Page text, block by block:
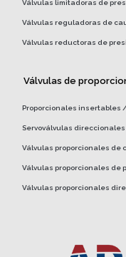
Válvulas limitadoras de
Válvulas reguladoras de
Válvulas reductoras de
Válvulas de
Proporcionales insertables
Servoválvulas direccionales
Válvulas proporcionales de
Válvulas proporcionales de
Válvulas proporcionales